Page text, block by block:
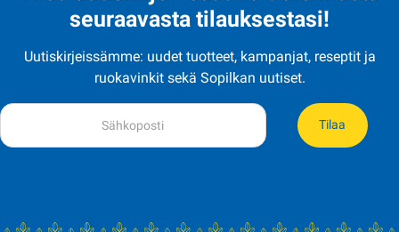
seuraavasta tilauksestasi!
Uutiskirjeissämme: uudet tuotteet, kampanjat, reseptit ja
ruokavinkit sekä Sopilkan uutiset.
Tilaa